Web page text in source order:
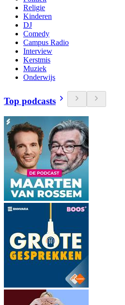
Religie
Kinderen
DJ
Comedy
Campus Radio
Interview
Kerstmis
Muziek
Onderwijs
Top podcasts